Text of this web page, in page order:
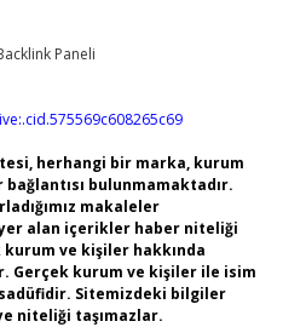
herhangi bir marka, kurum
bulunmamaktadır.
makaleler
alan içerikler haber niteliği
ve kişiler hakkında
Gerçek kurum ve kişiler ile isim
Sitemizdeki bilgiler
niteliği taşımazlar.